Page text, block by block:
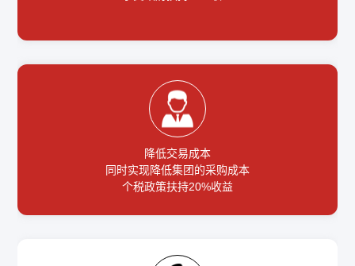
降低交易成本
同时实现降低集团的采购成本
个税政策扶持20%收益